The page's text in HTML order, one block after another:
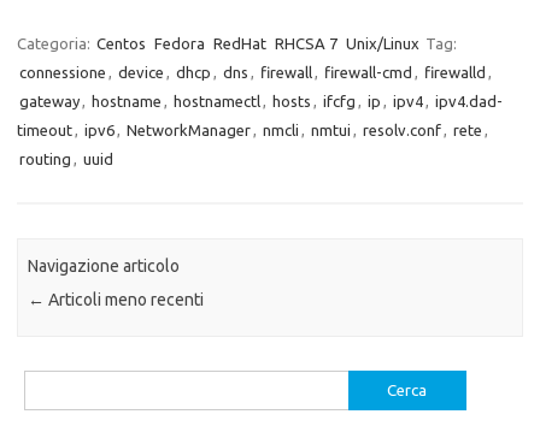
Categoria: Centos Fedora RedHat RHCSA 7 Unix/Linux Tag:
connessione , device , dhcp , dns , firewall, firewall-cmd , firewalld ,
gateway, hostname , hostnamectl, hosts , ifcfg , ip , ipv4, ipv4.dad-
timeout, ipv6, NetworkManager, nmcli , nmtui , resolv.conf, rete ,
routing , uuid
Navigazione articolo
← Articoli meno recenti
per: